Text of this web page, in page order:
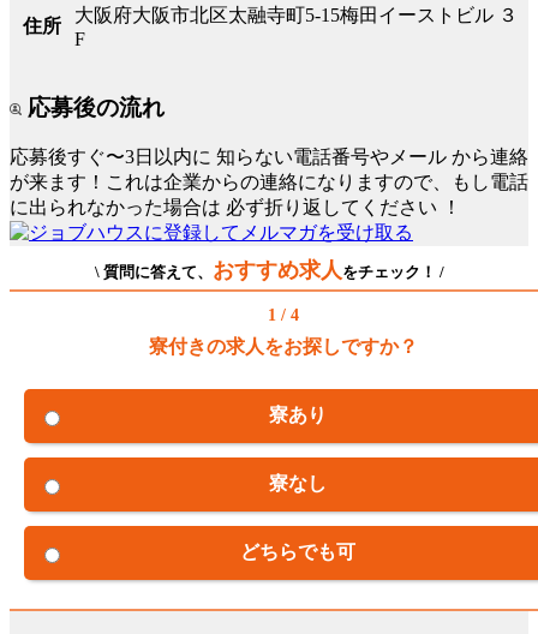
住所
大阪府大阪市北区太融寺町5-15梅田イーストビル ３
F
応募後の流れ
応募後すぐ〜3日以内に 知らない電話番号やメール から連絡
が来ます！これは企業からの連絡になりますので、もし電話
に出られなかった場合は 必ず折り返してください ！
\ 質問に答えて、 おすすめ求人をチェック！ /
1 / 4
寮付きの求人をお探しですか？
寮あり
寮なし
どちらでも可